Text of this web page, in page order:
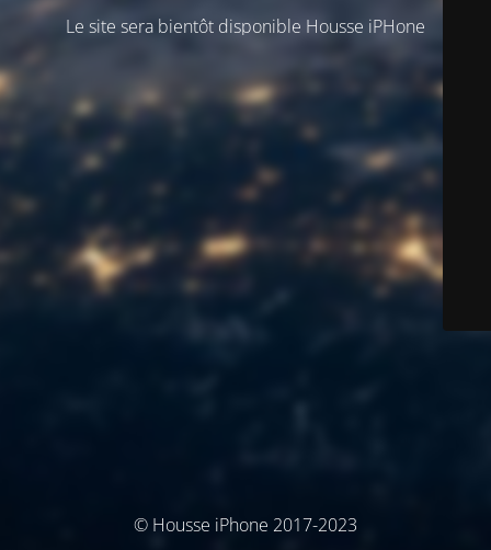
Le site sera bientôt disponible Housse iPHone
© Housse iPhone 2017-2023